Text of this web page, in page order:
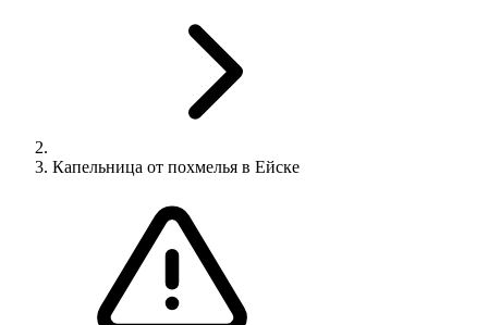
Капельница от похмелья в Ейске